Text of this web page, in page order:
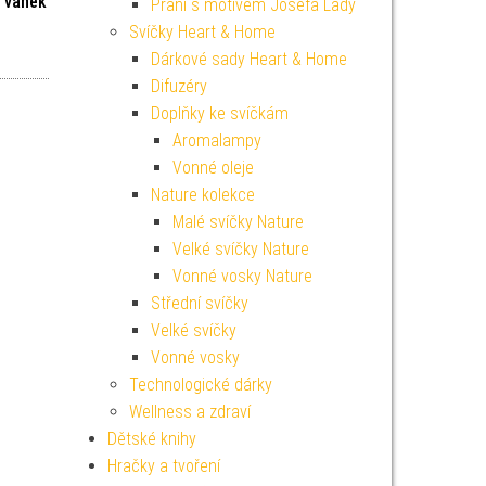
cena byla: 549 Kč.
Aktuální cena je: 494 Kč.
Přání s motivem Josefa Lady
Svíčky Heart & Home
Dárkové sady Heart & Home
Difuzéry
Doplňky ke svíčkám
Aromalampy
Vonné oleje
Nature kolekce
Malé svíčky Nature
Velké svíčky Nature
Vonné vosky Nature
Střední svíčky
Velké svíčky
Vonné vosky
Technologické dárky
Wellness a zdraví
Dětské knihy
Hračky a tvoření